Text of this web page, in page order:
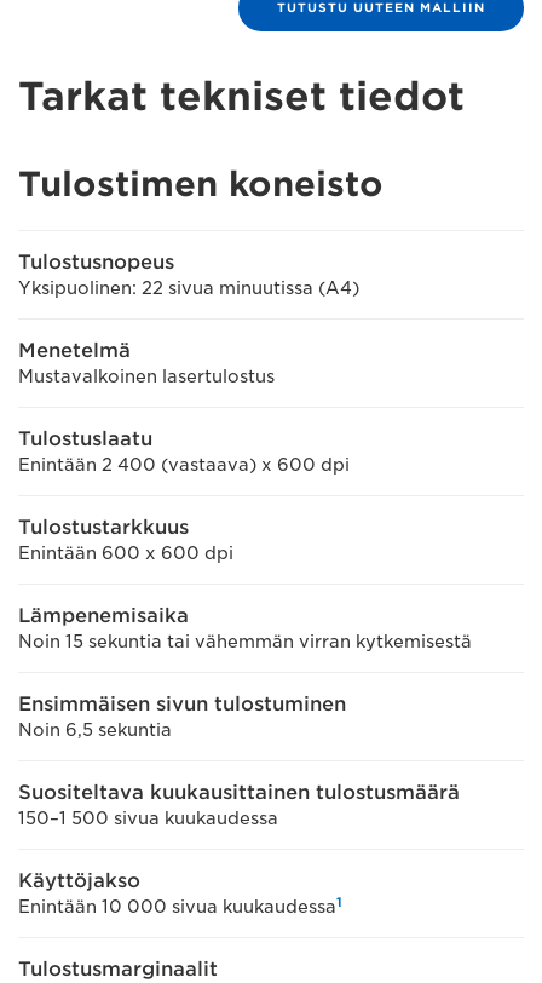
TUTUSTU UUTEEN MALLIIN
Tarkat tekniset tiedot
Tulostimen koneisto
Tulostusnopeus
Yksipuolinen: 22 sivua minuutissa (A4)
Menetelmä
Mustavalkoinen lasertulostus
Tulostuslaatu
Enintään 2 400 (vastaava) x 600 dpi
Tulostustarkkuus
Enintään 600 x 600 dpi
Lämpenemisaika
Noin 15 sekuntia tai vähemmän virran kytkemisestä
Ensimmäisen sivun tulostuminen
Noin 6,5 sekuntia
Suositeltava kuukausittainen tulostusmäärä
150–1 500 sivua kuukaudessa
Käyttöjakso
Enintään 10 000 sivua kuukaudessa1
Tulostusmarginaalit